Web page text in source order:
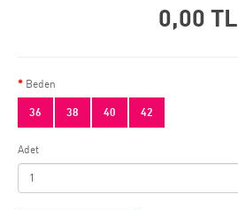
0,00 TL
Beden
36 38 40 42
Adet